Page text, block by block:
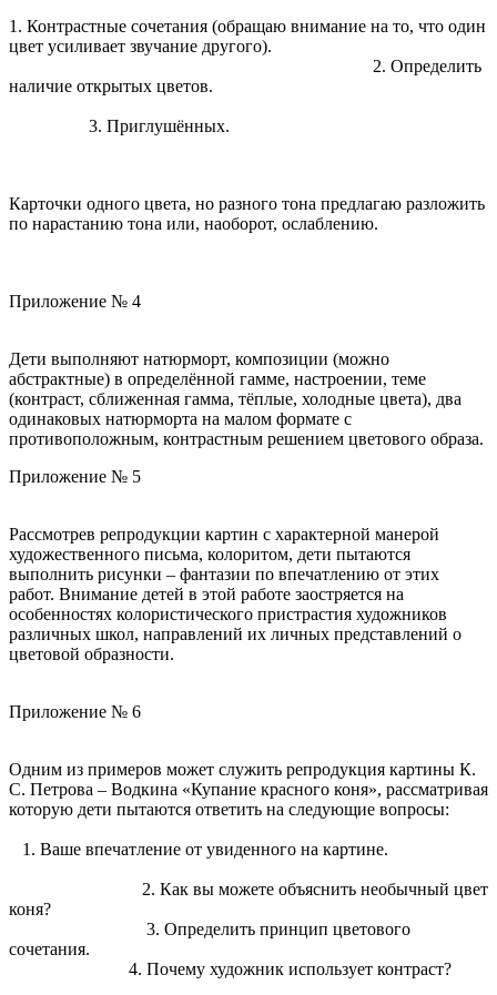
1. Контрастные сочетания (обращаю внимание на то, что один
цвет усиливает звучание другого).
2. Определить
наличие открытых цветов.
3. Приглушённых.
Карточки одного цвета, но разного тона предлагаю разложить
по нарастанию тона или, наоборот, ослаблению.
Приложение № 4
Дети выполняют натюрморт, композиции (можно
абстрактные) в определённой гамме, настроении, теме
(контраст, сближенная гамма, тёплые, холодные цвета), два
одинаковых натюрморта на малом формате с
противоположным, контрастным решением цветового образа.
Приложение № 5
Рассмотрев репродукции картин с характерной манерой
художественного письма, колоритом, дети пытаются
выполнить рисунки – фантазии по впечатлению от этих
работ. Внимание детей в этой работе заостряется на
особенностях колористического пристрастия художников
различных школ, направлений их личных представлений о
цветовой образности.
Приложение № 6
Одним из примеров может служить репродукция картины К.
С. Петрова – Водкина «Купание красного коня», рассматривая
которую дети пытаются ответить на следующие вопросы:
1. Ваше впечатление от увиденного на картине.
2. Как вы можете объяснить необычный цвет
коня?
3. Определить принцип цветового
сочетания.
4. Почему художник использует контраст?